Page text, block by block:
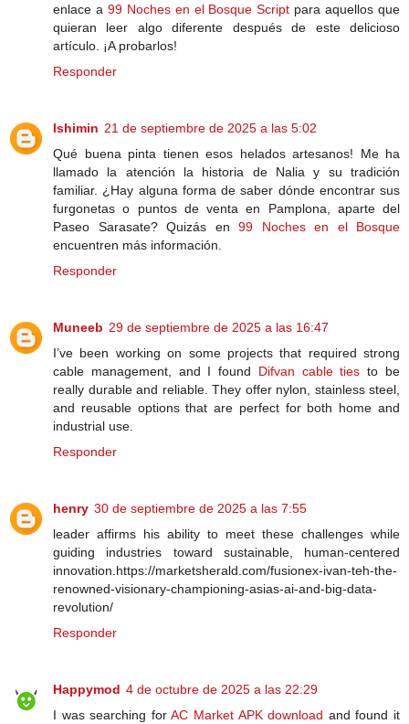
enlace a 99 Noches en el Bosque Script para aquellos que
quieran leer algo diferente después de este delicioso
artículo. ¡A probarlos!
Responder
lshimin 21 de septiembre de 2025 a las 5:02
Qué buena pinta tienen esos helados artesanos! Me ha
llamado la atención la historia de Nalia y su tradición
familiar. ¿Hay alguna forma de saber dónde encontrar sus
furgonetas o puntos de venta en Pamplona, aparte del
Paseo Sarasate? Quizás en 99 Noches en el Bosque
encuentren más información.
Responder
Muneeb 29 de septiembre de 2025 a las 16:47
I’ve been working on some projects that required strong
cable management, and I found Difvan cable ties to be
really durable and reliable. They offer nylon, stainless steel,
and reusable options that are perfect for both home and
industrial use.
Responder
henry 30 de septiembre de 2025 a las 7:55
leader affirms his ability to meet these challenges while
guiding industries toward sustainable, human-centered
innovation.https://marketsherald.com/fusionex-ivan-teh-the-
renowned-visionary-championing-asias-ai-and-big-data-
revolution/
Responder
Happymod 4 de octubre de 2025 a las 22:29
I was searching forAC Market APK download and found it